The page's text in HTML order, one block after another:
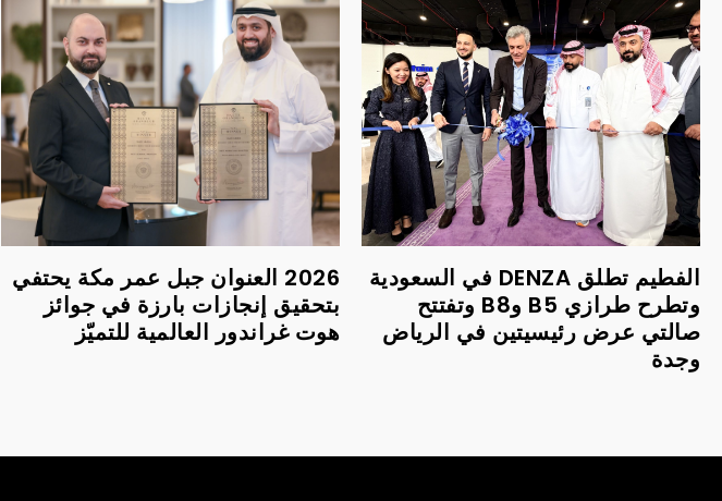
الفطيم تطلق DENZA في السعودية
وتطرح طرازي B5 وB8 وتفتتح
صالتي عرض رئيسيتين في الرياض
وجدة
2026 العنوان جبل عمر مكة يحتفي
بتحقيق إنجازات بارزة في جوائز
هوت غراندور العالمية للتميّز